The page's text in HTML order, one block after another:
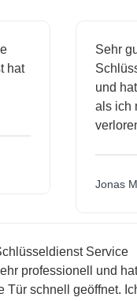
hat
Sehr
und
als
Jonas
Service
professionell und hat
schnell geöffnet. Ich